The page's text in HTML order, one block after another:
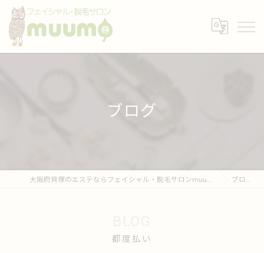
ブログ
大阪府貝塚のエステならフェイシャル・脱毛サロンmuumo ブログ
都度払い